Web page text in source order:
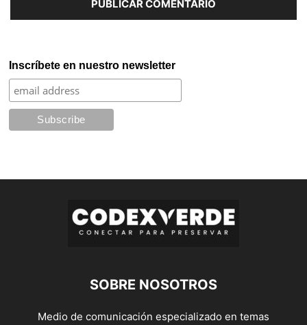
Inscríbete en nuestro newsletter
SOBRE NOSOTROS
Medio de comunicación especializado en temas